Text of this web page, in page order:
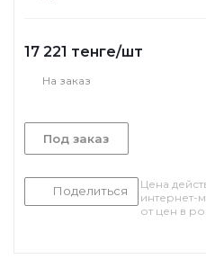
17 221 тенге/шт
На заказ
Под заказ
Поделиться
Цена
интернет-
от цен в